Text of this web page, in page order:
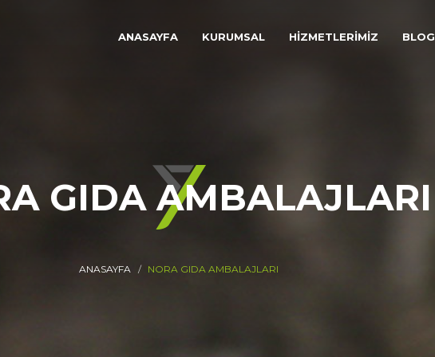
ANASAYFA KURUMSAL HİZMETLERİMİZ BLOG
GIDA AMBALAJLARI
ANASAYFA NORA GIDA AMBALAJLARI